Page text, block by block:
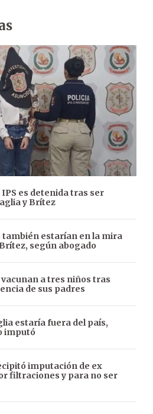
es detenida tras ser
y Brítez
también estarían en la mira
según abogado
a tres niños tras
de sus padres
estaría fuera del país,
imputó
imputación de ex
filtraciones y para no ser